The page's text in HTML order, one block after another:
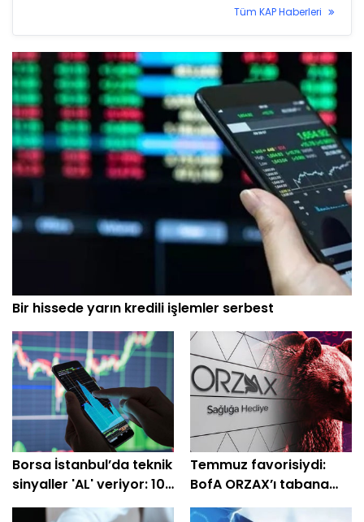
Tüm KAP Haberleri
Bir hissede yarın kredili işlemler serbest
Borsa İstanbul’da teknik
sinyaller 'AL' veriyor: 10
hisselik dev liste
Temmuz favorisiydi:
BofA ORZAX’ı tabana
çekti